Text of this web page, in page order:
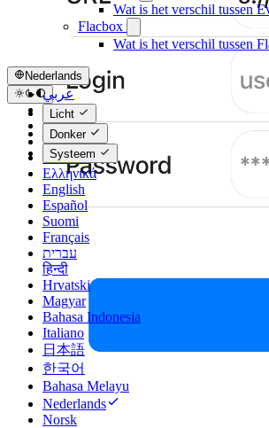
Wat is het verschil tussen
Flacbox
Wat is het verschil tussen
Nederlands
عربي
Català
Čeština
Dansk
Deutsch
Ελληνικά
English
Español
Suomi
Français
עברית
हिन्दी
Hrvatski
Magyar
Bahasa Indonesia
Italiano
日本語
한국어
Bahasa Melayu
Nederlands
Norsk
Licht
Donker
Systeem